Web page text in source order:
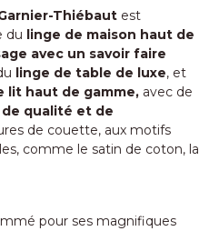
Thiébautest
du linge de maison haut de
avec un savoir faire
linge de table de luxe, et
lit haut de gamme,avec de
qualité et de
de couette, aux motifs
comme le satin de coton, la
pour ses magnifiques